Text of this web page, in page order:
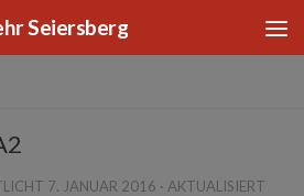
Seiersberg
7. JANUAR 2016 · AKTUALISIERT